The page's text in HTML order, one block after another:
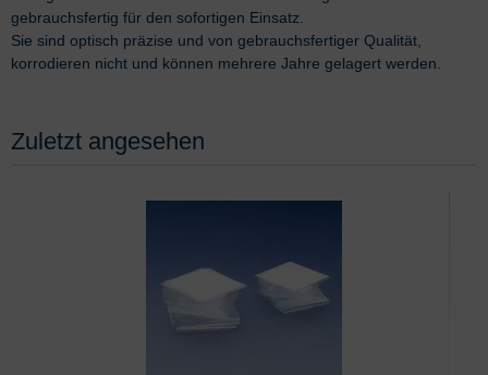
gebrauchsfertig für den sofortigen Einsatz.
Sie sind optisch präzise und von gebrauchsfertiger Qualität,
korrodieren nicht und können mehrere Jahre gelagert werden.
Zuletzt angesehen